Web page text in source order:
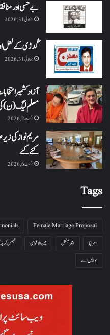
بے حسی اور
جولائی 31, 2026
گُدڑی کے لعل
جولائی 31, 2026
آزاد کشمیر
مسلم لیگ (ن) کی
اگست 2, 2026
کئے گئے
اگست 6, 2026
Tags
Female Marriage Proposal
امریکا
انٹرنیشنل بین الاقوامی جھلس کر
یو ایس اے